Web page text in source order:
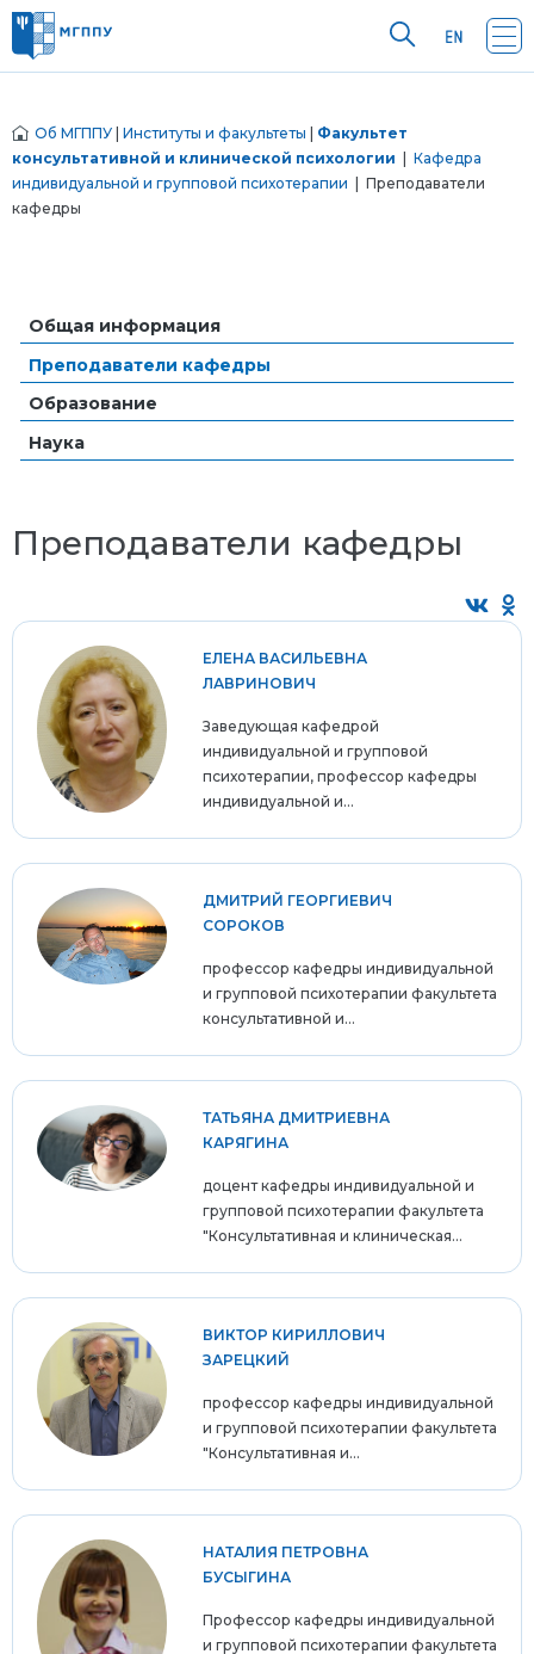
Об МГППУ Институты и факультеты
Факультет
консультативной и клинической психологии
Кафедра
индивидуальной и групповой психотерапии | Преподаватели
кафедры
Общая информация
Преподаватели кафедры
Образование
Наука
Преподаватели кафедры
ЕЛЕНА ВАСИЛЬЕВНА
ЛАВРИНОВИЧ
Заведующая кафедрой
индивидуальной и групповой
психотерапии, профессор кафедры
индивидуальной и...
ДМИТРИЙ ГЕОРГИЕВИЧ
СОРОКОВ
профессор кафедры индивидуальной
и групповой психотерапии факультета
консультативной и...
ТАТЬЯНА ДМИТРИЕВНА
КАРЯГИНА
доцент кафедры индивидуальной и
групповой психотерапии факультета
"Консультативная и клиническая...
ВИКТОР КИРИЛЛОВИЧ
ЗАРЕЦКИЙ
профессор кафедры индивидуальной
и групповой психотерапии факультета
"Консультативная и...
НАТАЛИЯ ПЕТРОВНА
БУСЫГИНА
Профессор кафедры индивидуальной
и групповой психотерапии факультета